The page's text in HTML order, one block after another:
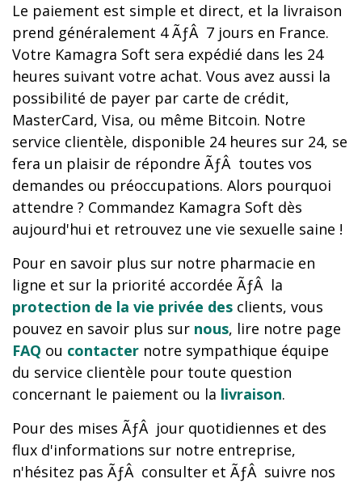
Le paiement est simple et direct, et la livraison
prend généralement 4 ÃƒÂ 7 jours en France.
Votre Kamagra Soft sera expédié dans les 24
heures suivant votre achat. Vous avez aussi la
possibilité de payer par carte de crédit,
MasterCard, Visa, ou même Bitcoin. Notre
service clientèle, disponible 24 heures sur 24, se
fera un plaisir de répondre ÃƒÂ toutes vos
demandes ou préoccupations. Alors pourquoi
attendre ? Commandez Kamagra Soft dès
aujourd'hui et retrouvez une vie sexuelle saine !
Pour en savoir plus sur notre pharmacie en
ligne et sur la priorité accordée ÃƒÂ la
protection de la vie privée des clients, vous
pouvez en savoir plus sur nous, lire notre page
FAQ ou contacter notre sympathique équipe
du service clientèle pour toute question
concernant le paiement ou la livraison.
Pour des mises ÃƒÂ jour quotidiennes et des
flux d'informations sur notre entreprise,
n'hésitez pas ÃƒÂ consulter et ÃƒÂ suivre nos